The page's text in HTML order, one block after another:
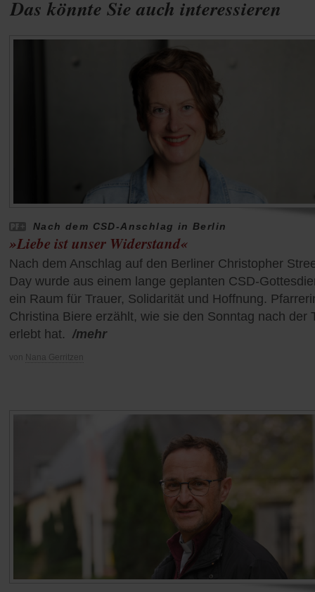
Das könnte Sie auch interessieren
Nach dem CSD-Anschlag in Berlin
»Liebe ist unser Widerstand«
Nach dem Anschlag auf den Berliner Christopher
Day wurde aus einem lange geplanten CSD-
ein Raum für Trauer, Solidarität und Hoffnung.
Christina Biere erzählt, wie sie den Sonntag nach der
erlebt hat. /mehr
von Nana Gerritzen